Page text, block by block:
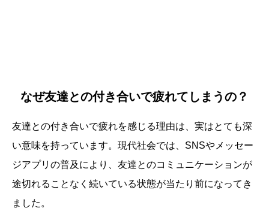
なぜ友達との付き合いで疲れてしまうの？
友達との付き合いで疲れを感じる理由は、実はとても深
い意味を持っています。現代社会では、SNSやメッセー
ジアプリの普及により、友達とのコミュニケーションが
途切れることなく続いている状態が当たり前になってき
ました。